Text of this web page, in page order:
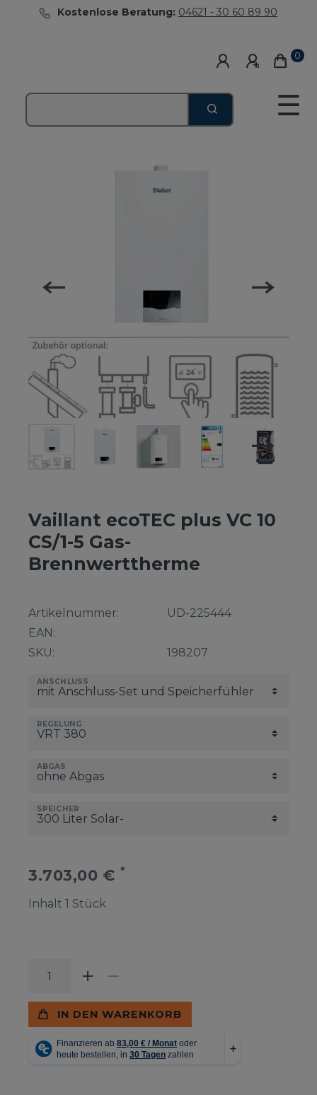
Kostenlose Beratung: 04621 - 30 60 89 90
0
☰
Vaillant ecoTEC plus VC 10
CS/1-5 Gas-
Brennwerttherme
Artikelnummer:
EAN:
SKU:
UD-225444
198207
ANSCHLUSS
REGELUNG
ABGAS
SPEICHER
3.703,00 € *
Inhalt 1 Stück
IN DEN WARENKORB